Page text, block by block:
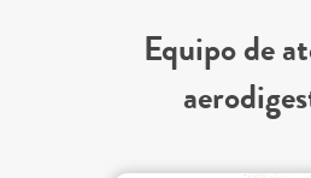
Equipo de